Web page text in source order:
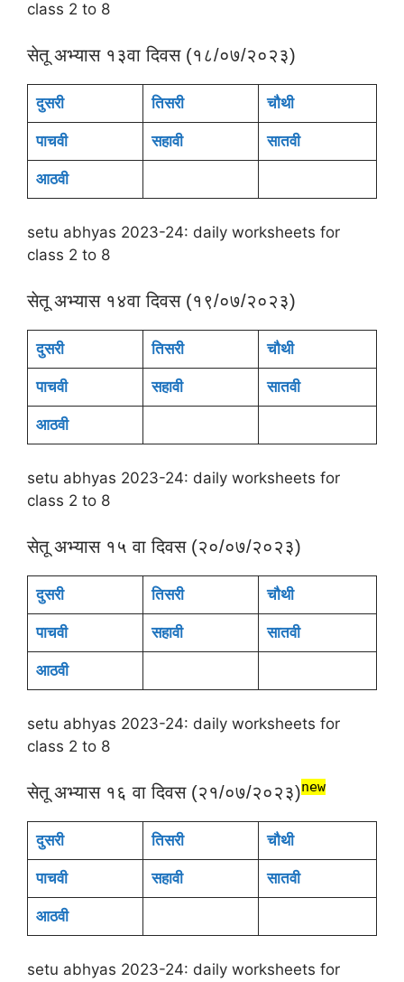
class 2 to 8
सेतू अभ्यास १३वा दिवस (१८/०७/२०२३)
दुसरी तिसरी चौथी
पाचवी सहावी सातवी
आठवी
setu abhyas 2023-24: daily worksheets for
class 2 to 8
सेतू अभ्यास १४वा दिवस (१९/०७/२०२३)
दुसरी तिसरी चौथी
पाचवी सहावी सातवी
आठवी
setu abhyas 2023-24: daily worksheets for
class 2 to 8
सेतू अभ्यास १५ वा दिवस (२०/०७/२०२३)
दुसरी तिसरी चौथी
पाचवी सहावी सातवी
आठवी
setu abhyas 2023-24: daily worksheets for
class 2 to 8
सेतू अभ्यास १६ वा दिवस (२१/०७/२०२३)new
दुसरी तिसरी चौथी
पाचवी सहावी सातवी
आठवी
setu abhyas 2023-24: daily worksheets for